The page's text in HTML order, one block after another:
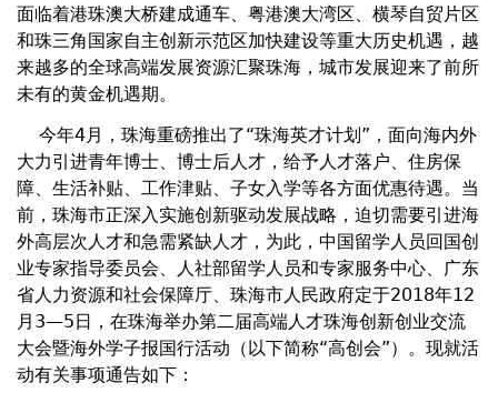
面临着港珠澳大桥建成通车、粤港澳大湾区、横琴自贸片区
和珠三角国家自主创新示范区加快建设等重大历史机遇，越
来越多的全球高端发展资源汇聚珠海，城市发展迎来了前所
未有的黄金机遇期。
今年4月，珠海重磅推出了“珠海英才计划”，面向海内外
大力引进青年博士、博士后人才，给予人才落户、住房保
障、生活补贴、工作津贴、子女入学等各方面优惠待遇。当
前，珠海市正深入实施创新驱动发展战略，迫切需要引进海
外高层次人才和急需紧缺人才，为此，中国留学人员回国创
业专家指导委员会、人社部留学人员和专家服务中心、广东
省人力资源和社会保障厅、珠海市人民政府定于2018年12
月3—5日，在珠海举办第二届高端人才珠海创新创业交流
大会暨海外学子报国行活动（以下简称“高创会”）。现就活
动有关事项通告如下：